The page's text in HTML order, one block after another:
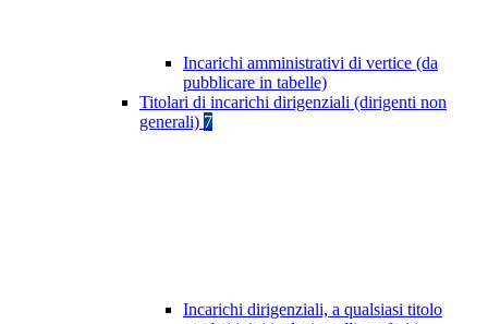
Incarichi amministrativi di vertice (da
pubblicare in tabelle)
Titolari di incarichi dirigenziali (dirigenti non
generali) 7
Incarichi dirigenziali, a qualsiasi titolo